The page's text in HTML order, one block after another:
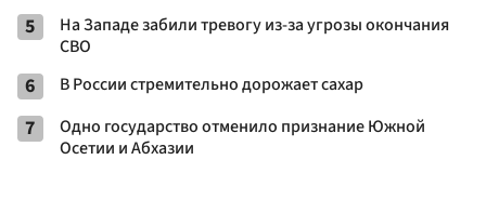
5
На Западе забили тревогу из-за угрозы окончания
СВО
6 В России стремительно дорожает сахар
7
Одно государство отменило признание Южной
Осетии и Абхазии